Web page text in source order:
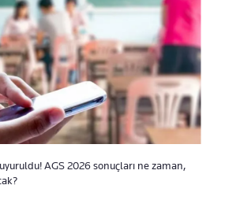
AGS 2026 sonuçları ne zaman,